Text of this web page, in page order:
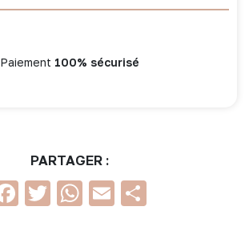
Paiement 100% sécurisé
PARTAGER :
Facebook
Twitter
WhatsApp
Email